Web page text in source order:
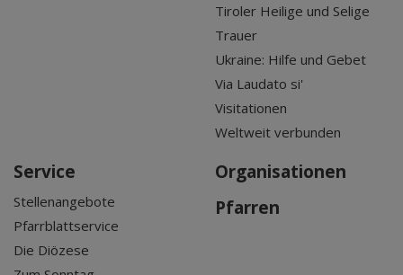
Tiroler Heilige und Selige
Trauer
Ukraine: Hilfe und Gebet
Via Laudato si'
Visitationen
Weltweit verbunden
Service
Stellenangebote
Pfarrblattservice
Die Diözese
Organisationen
Pfarren